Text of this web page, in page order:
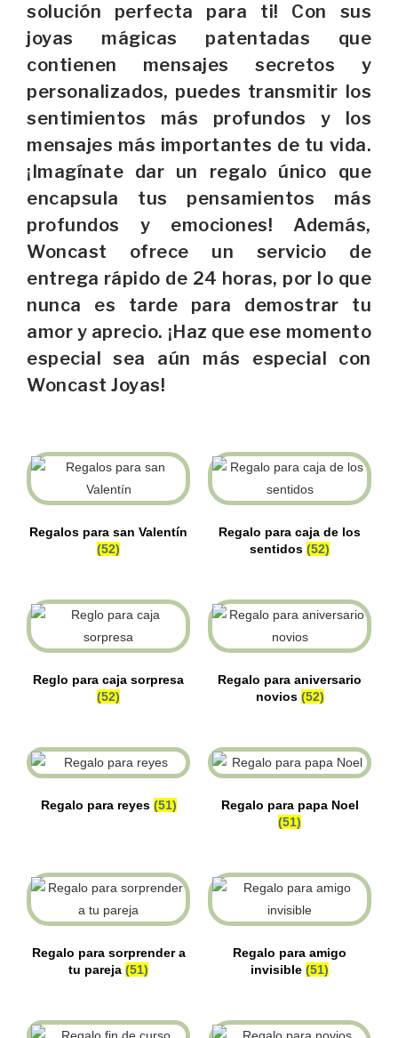
solución perfecta para ti! Con sus
joyas mágicas patentadas que
contienen mensajes secretos y
personalizados, puedes transmitir los
sentimientos más profundos y los
mensajes más importantes de tu vida.
¡Imagínate dar un regalo único que
encapsula tus pensamientos más
profundos y emociones! Además,
Woncast ofrece un servicio de
entrega rápido de 24 horas, por lo que
nunca es tarde para demostrar tu
amor y aprecio. ¡Haz que ese momento
especial sea aún más especial con
Woncast Joyas!
Regalos para san Valentín
(52)
Regalo para caja de los
sentidos (52)
Reglo para caja sorpresa
(52)
Regalo para aniversario
novios (52)
Regalo para reyes (51)
Regalo para papa Noel
(51)
Regalo para sorprender a
tu pareja (51)
Regalo para amigo
invisible (51)